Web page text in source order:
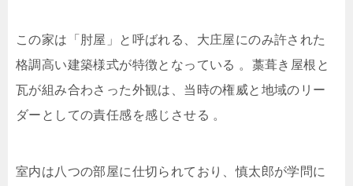
この家は「肘屋」と呼ばれる、大庄屋にのみ許された
格調高い建築様式が特徴となっている 。藁葺き屋根と
瓦が組み合わさった外観は、当時の権威と地域のリー
ダーとしての責任感を感じさせる 。
室内は八つの部屋に仕切られており、慎太郎が学問に